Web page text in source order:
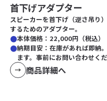
首下げアダプター
スピーカーを首下げ（逆さ吊り
するためのアダプター。
本体価格：22,000円（税込）
納期目安：在庫があれば即納
ます。事前にお問い合わせくだ
商品詳細へ